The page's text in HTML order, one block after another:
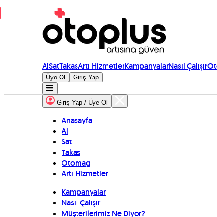
AlSatTakasArtı HizmetlerKampanyalarNasıl Çalışır
Üye Ol Giriş Yap
Giriş Yap / Üye Ol
Anasayfa
Al
Sat
Takas
Otomag
Artı Hizmetler
Kampanyalar
Nasıl Çalışır
Müşterilerimiz Ne Diyor?